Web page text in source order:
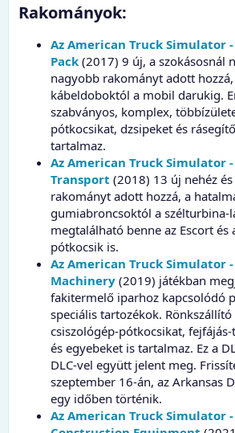
Rakományok:​
Az American Truck Simulator
Pack (2017) 9 új, a szokásosnál
nagyobb rakományt adott
kábeldoboktól a mobil darukig.
szabványos, komplex,
pótkocsikat, dzsipeket és
tartalmaz.
Az American Truck Simulator
Transport (2018) 13 új nehéz
rakományt adott hozzá, a
gumiabroncsoktól a szélturbina-
megtalálható benne az Escort és
pótkocsik is.
Az American Truck Simulator
Machinery (2019) játékban
fakitermelő iparhoz kapcsolódó
speciális tartozékok. Rönkszállító
csiszológép-pótkocsikat,
és egyebeket is tartalmaz. Ez a
DLC-vel együtt jelent meg.
szeptember 16-án, az Arkansas
egy időben történik.
Az American Truck Simulator